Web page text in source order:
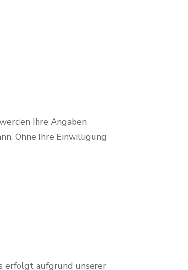
Ihre Angaben
Ohne Ihre Einwilligung
erfolgt aufgrund unserer